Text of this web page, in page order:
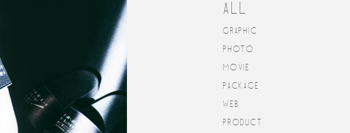
ALL
GRAPHIC
PHOTO
MOVIE
PACKAGE
WEB
PRODUCT